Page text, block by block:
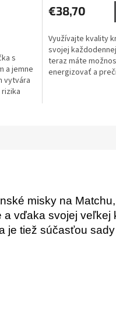
s
a jemne
vytvára
€38,70
Využívajte kvality
svojej
teraz máte
energizovať a
misky na
vďaka svojej veľkej
tiež súčasťou sady